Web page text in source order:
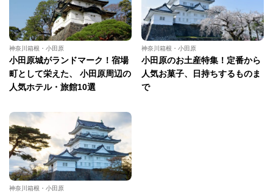
神奈川箱根・小田原
小田原城がランドマーク！宿場
町として栄えた、 小田原周辺の
人気ホテル・旅館10選
神奈川箱根・小田原
小田原のお土産特集！定番から
人気お菓子、日持ちするものま
で
神奈川箱根・小田原